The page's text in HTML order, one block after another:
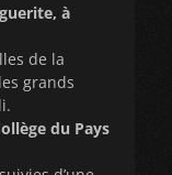
à
de la
grands
du Pays